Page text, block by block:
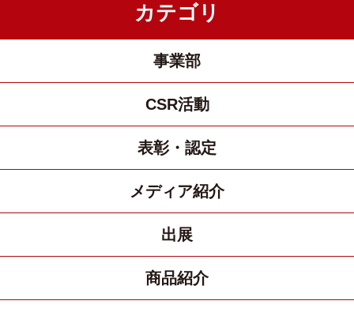
カテゴリ
事業部
CSR活動
表彰・認定
メディア紹介
出展
商品紹介